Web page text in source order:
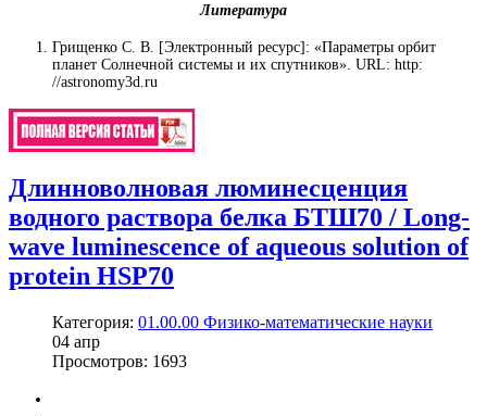
Литература
Грищенко С. В. [Электронный ресурс]: «Параметры орбит
планет Солнечной системы и их спутников». URL: http:
//astronomy3d.ru
Длинноволновая люминесценция
водного раствора белка БТШ70 / Long-
wave luminescence of aqueous solution of
protein HSP70
Категория: 01.00.00 Физико-математические науки
04 апр
Просмотров: 1693